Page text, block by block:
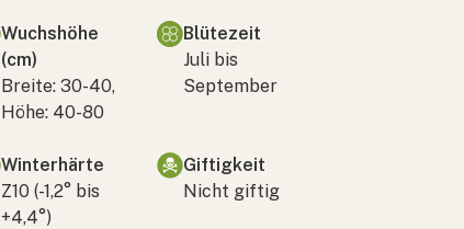
Wuchshöhe
(cm)
Breite: 30-40,
Höhe: 40-80
Blütezeit
Juli bis
September
Winterhärte
Z10 (-1,2° bis
+4,4°)
Giftigkeit
Nicht giftig